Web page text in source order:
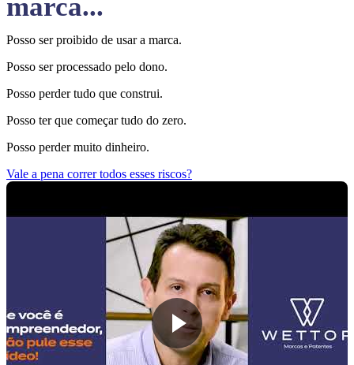
marca...
Posso ser proibido de usar a marca.
Posso ser processado pelo dono.
Posso perder tudo que construi.
Posso ter que começar tudo do zero.
Posso perder muito dinheiro.
Vale a pena correr todos esses riscos?